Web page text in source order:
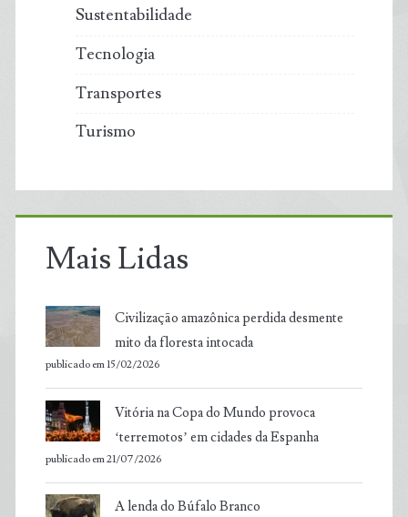
Sustentabilidade
Tecnologia
Transportes
Turismo
Mais Lidas
Civilização amazônica perdida desmente
mito da floresta intocada
publicado em 15/02/2026
Vitória na Copa do Mundo provoca
‘terremotos’ em cidades da Espanha
publicado em 21/07/2026
A lenda do Búfalo Branco